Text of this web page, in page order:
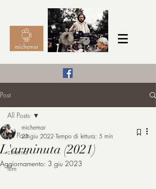
michemar
Post
All Posts
cinema
film
All Posts
L'arminuta (2021)
michemar
23 giu 2022 Tempo di lettura: 5 min
Aggiornamento: 3 giu 2023